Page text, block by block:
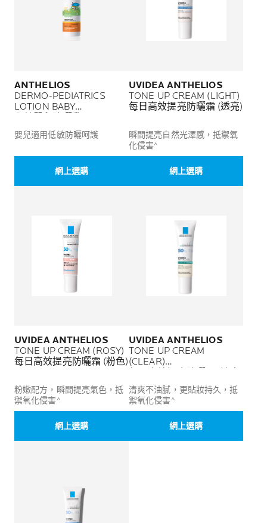
ANTHELIOS
DERMO-PEDIATRICS
LOTION BABY
嬰兒適用低敏防曬呵護
網上選購
UVIDEA ANTHELIOS
TONE UP CREAM (LIGHT)
每日高效提亮防曬霜 (透亮)
瞬間提亮自然光澤感，抵禦氧
化侵害^
網上選購
UVIDEA ANTHELIOS
TONE UP CREAM (ROSY)
每日高效提亮防曬霜 (粉色)
粉嫩配方，瞬間提亮氣色，抵
禦氧化侵害^
網上選購
UVIDEA ANTHELIOS
TONE UP CREAM
(CLEAR)
清爽不油膩，更貼妝持久，抵
禦氧化侵害^
網上選購